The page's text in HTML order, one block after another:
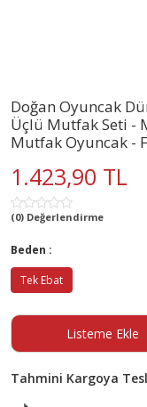
Doğan Oyuncak
Üçlü Mutfak Seti -
Mutfak Oyuncak -
1.423,90 TL
(0) Değerlendirme
Beden :
Tek Ebat
Listeme Ekle
Tahmini Kargoya